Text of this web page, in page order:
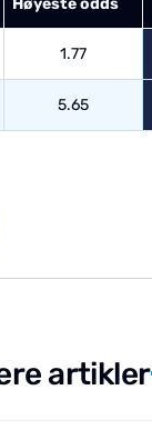
Høyeste odds
1.77
5.65
artikler